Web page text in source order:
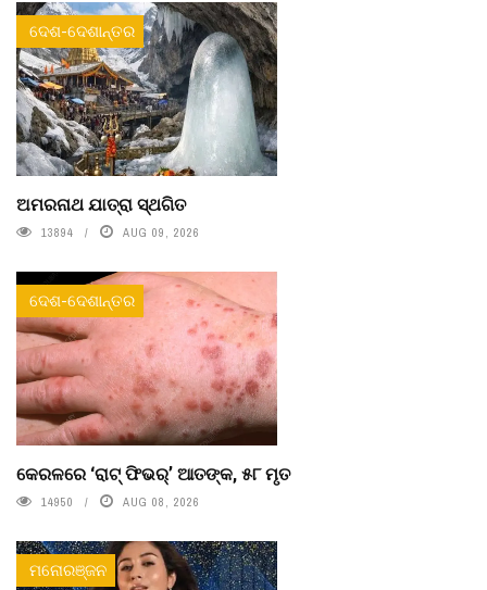
ଦେଶ-ଦେଶାନ୍ତର
ଅମରନାଥ ଯାତ୍ରା ସ୍ଥଗିତ
13894 AUG 09, 2026
ଦେଶ-ଦେଶାନ୍ତର
କେରଳରେ ‘ରାଟ୍ ଫିଭର୍’ ଆତଙ୍କ, ୫୮ ମୃତ
14950 AUG 08, 2026
ମନୋରଞ୍ଜନ